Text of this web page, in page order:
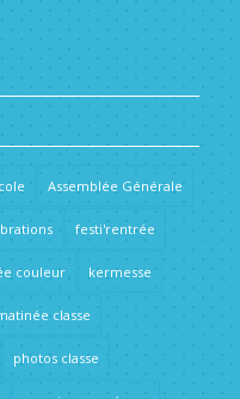
Assemblée Générale
festi'rentrée
couleur kermesse
classe
photos classe